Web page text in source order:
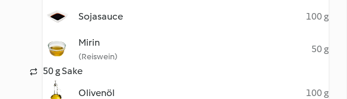
Sojasauce 100 g
Mirin
(Reiswein)
50 g
50 g Sake
Olivenöl
100 g